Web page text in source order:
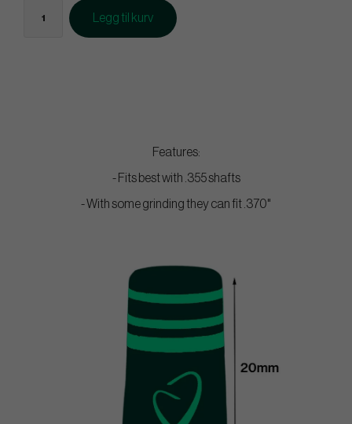
Legg til kurv
Features:
- Fits best with .355 shafts
- With some grinding they can fit .370"